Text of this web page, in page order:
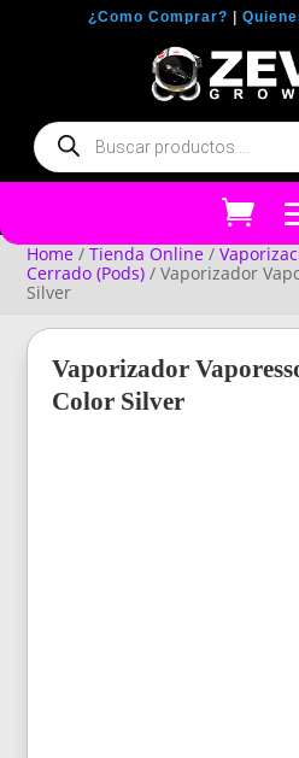
¿Como Comprar?
Búsqueda
de
productos
Home /Tienda Online /
Cerrado (Pods) / Vaporizador
Silver
Vaporizador
Color Silver